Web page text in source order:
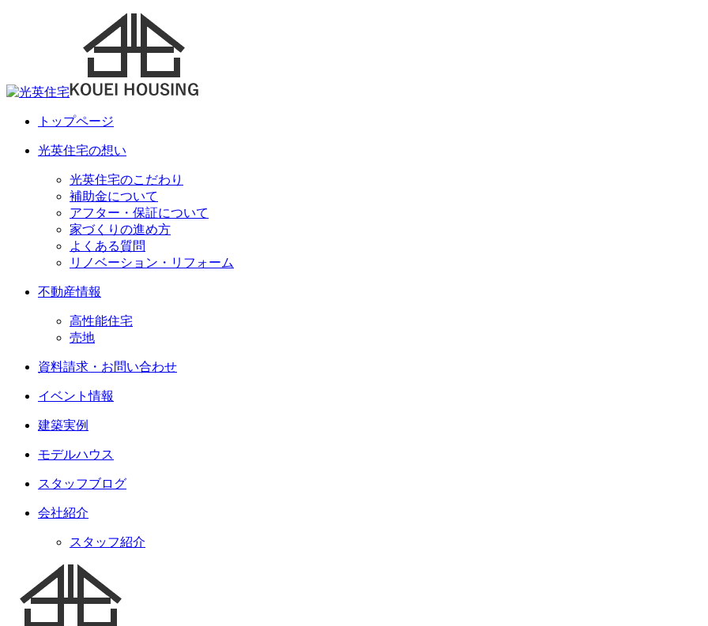
トップページ
光英住宅の想い
光英住宅のこだわり
補助金について
アフター・保証について
家づくりの進め方
よくある質問
リノベーション・リフォーム
不動産情報
高性能住宅
売地
資料請求・お問い合わせ
イベント情報
建築実例
モデルハウス
スタッフブログ
会社紹介
スタッフ紹介